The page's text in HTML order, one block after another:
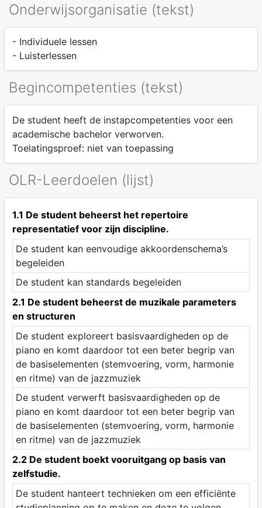
Onderwijsorganisatie (tekst)
- Individuele lessen
- Luisterlessen
Begincompetenties (tekst)
De student heeft de instapcompetenties voor een
academische bachelor verworven.
Toelatingsproef: niet van toepassing
OLR-Leerdoelen (lijst)
1.1 De student beheerst het repertoire
representatief voor zijn discipline.
De student kan eenvoudige akkoordenschema’s
begeleiden
De student kan standards begeleiden
2.1 De student beheerst de muzikale parameters
en structuren
De student exploreert basisvaardigheden op de
piano en komt daardoor tot een beter begrip van
de basiselementen (stemvoering, vorm, harmonie
en ritme) van de jazzmuziek
De student verwerft basisvaardigheden op de
piano en komt daardoor tot een beter begrip van
de basiselementen (stemvoering, vorm, harmonie
en ritme) van de jazzmuziek
2.2 De student boekt vooruitgang op basis van
zelfstudie.
De student hanteert technieken om een efficiënte